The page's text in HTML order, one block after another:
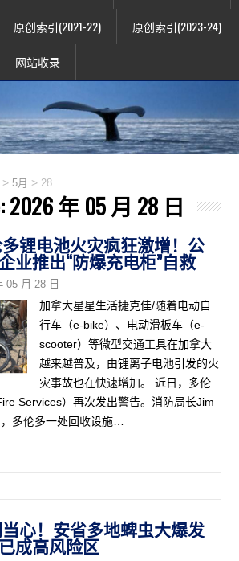
原创索引(2021-22) 原创索引(2023-24)
网站收录
>5月 > 28
2026 年 05 月 28 日
多锂电池火灾疯狂激增！公
业推出“防爆充电柜”自救
05 月 28 日
加拿大星星生活捷克佳/随着电动自
行车（e-bike）、电动滑板车（e-
scooter）等微型交通工具在加拿大
越来越普及，由锂离子电池引发的火
灾事故也在快速增加。 近日，多伦
Services）再次发出警告。消防局长Jim
多伦多一处回收设施…
当心！安省多地蜱虫大爆发
成高风险区